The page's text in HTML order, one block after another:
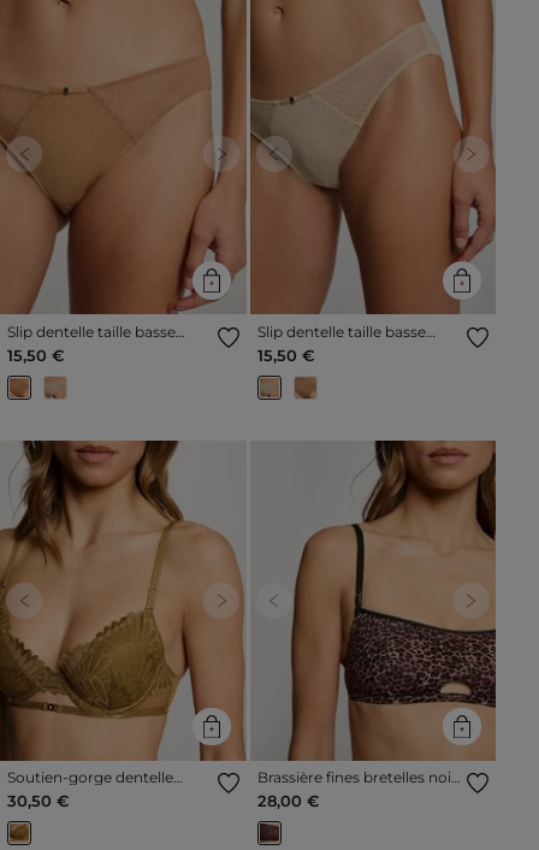
Previous Next
Slip dentelle taille basse
jaune or femme
15,50 €
Previous Next
Slip dentelle taille basse
beige femme
15,50 €
Previous Next
Soutien-gorge dentelle
bronze femme
30,50 €
Previous Next
Brassière fines bretelles noir
femme
28,00 €